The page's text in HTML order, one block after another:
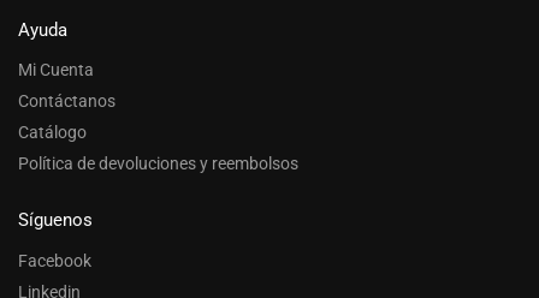
Ayuda
Mi Cuenta
Contáctanos
Catálogo
Política de devoluciones y reembolsos
Síguenos
Facebook
Linkedin